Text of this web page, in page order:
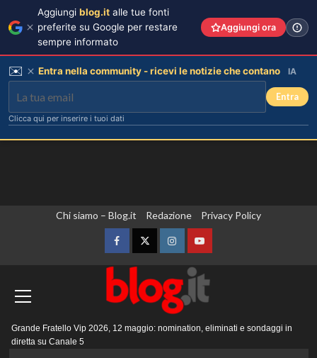
Chi siamo – Blog.it Redazione Privacy Policy
FacebookTwitterInstagramYouTube
principale
Grande Fratello Vip 2026, 12 maggio: nomination, eliminati e sondaggi in
diretta su Canale 5
Aggiungi blog.it alle tue fonti
preferite su Google per restare
sempre informato
Aggiungi ora
✉️ Entra nella community - ricevi le notizie che contano IA
Entra
Clicca qui per inserire i tuoi dati